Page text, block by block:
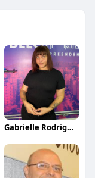
Gabrielle Rodrigues